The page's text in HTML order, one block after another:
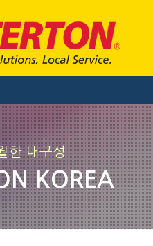
한 내구성
KOREA